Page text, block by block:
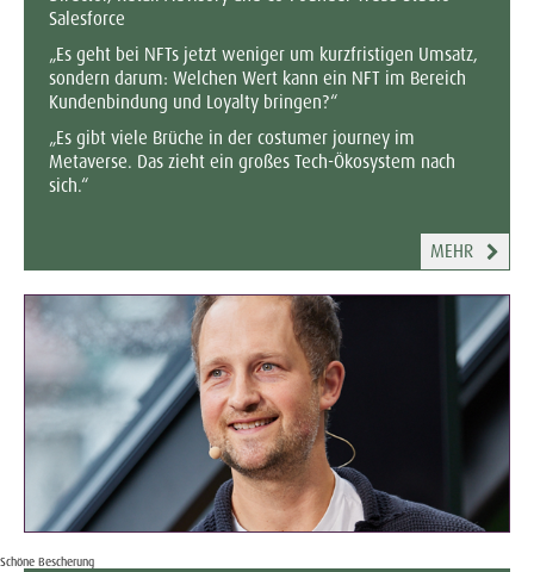
Salesforce
„Es geht bei NFTs jetzt weniger um kurzfristigen Umsatz,
sondern darum: Welchen Wert kann ein NFT im Bereich
Kundenbindung und Loyalty bringen?“
„Es gibt viele Brüche in der costumer journey im
Metaverse. Das zieht ein großes Tech-Ökosystem nach
sich.“
MEHR
Schöne Bescherung